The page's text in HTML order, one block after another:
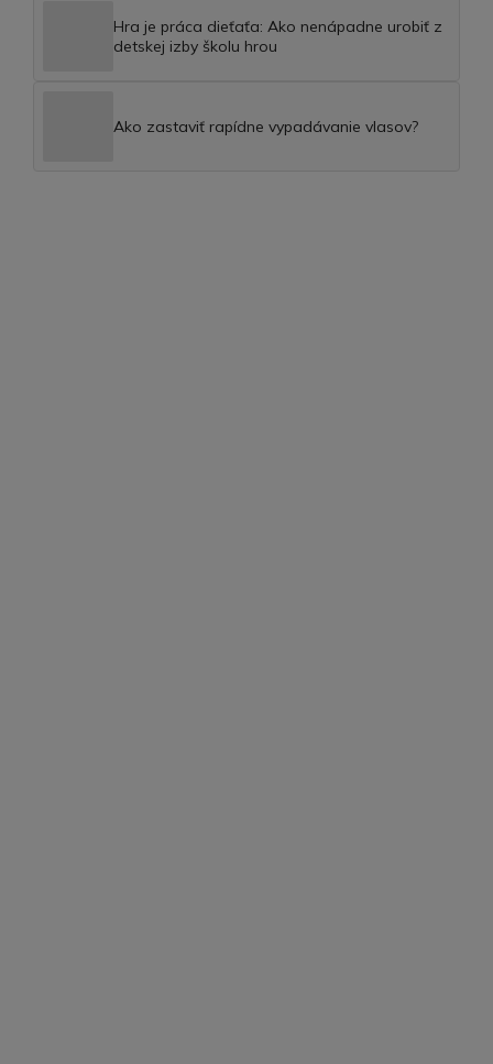
Hra je práca dieťaťa: Ako nenápadne urobiť z
detskej izby školu hrou
Ako zastaviť rapídne vypadávanie vlasov?